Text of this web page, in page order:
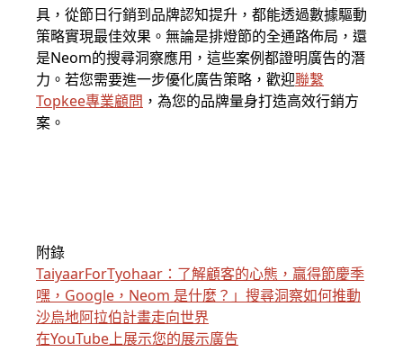
具，從節日行銷到品牌認知提升，都能透過數據驅動
策略實現最佳效果。無論是排燈節的全通路佈局，還
是Neom的搜尋洞察應用，這些案例都證明廣告的潛
力。若您需要進一步優化廣告策略，歡迎聯繫
Topkee專業顧問 ，為您的品牌量身打造高效行銷方
案。
附錄
TaiyaarForTyohaar：了解顧客的心態，贏得節慶季
嘿，Google，Neom 是什麼？」搜尋洞察如何推動
沙烏地阿拉伯計畫走向世界
在YouTube上展示您的展示廣告